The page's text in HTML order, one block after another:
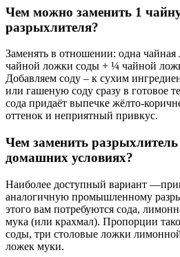
Чем можно заменить 1
разрыхлителя?
Заменять в отношении: одна
чайной ложки соды + ¼ чайной
Добавляем соду – к сухим
или гашеную соду сразу в готовое
сода придаёт выпечке жёлто-
оттенок и неприятный привкус.
Чем заменить разрыхлитель
домашних условиях?
Наиболее доступный вариант
аналогичную промышленному
этого вам потребуются сода,
мука (или крахмал). Пропорции
соды, три столовые ложки
ложек муки.